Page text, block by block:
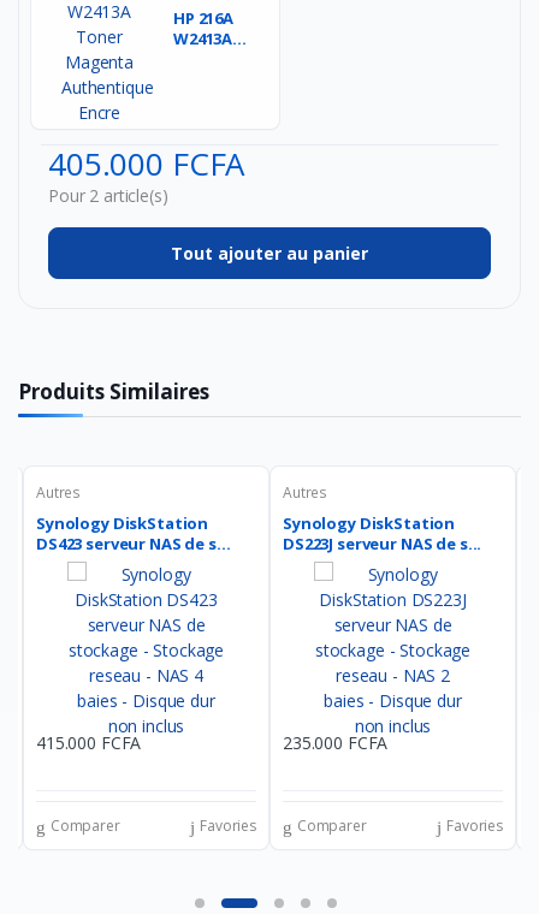
HP 216A
W2413A
405.000 FCFA
Pour 2 article(s)
Tout ajouter au panier
Produits Similaires
Autres
Synology DiskStation
DS423 serveur NAS de s...
415.000 FCFA
Comparer Favories
Autres
Synology DiskStation
DS223J serveur NAS de s...
235.000 FCFA
Comparer Favories